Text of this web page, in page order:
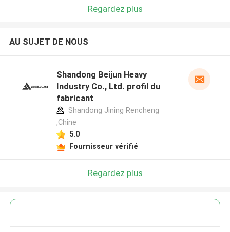
Regardez plus
AU SUJET DE NOUS
Shandong Beijun Heavy
Industry Co., Ltd. profil du
fabricant
Shandong Jining Rencheng
,Chine
5.0
Fournisseur vérifié
Regardez plus